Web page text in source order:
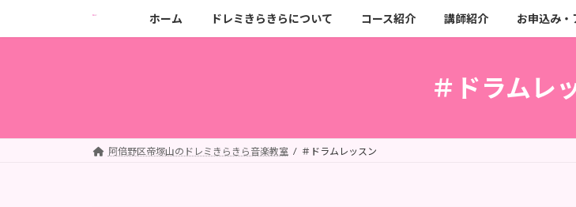
キ
に
ホーム ドレミきらきらについて コース紹介 講師紹介 お申込み・
＃ドラムレ
阿倍野区帝塚山のドレミきらきら音楽教室 ＃ドラムレッスン